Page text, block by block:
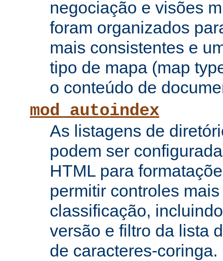
negociação e visões
foram organizados
mais consistentes e
tipo de mapa (map
o conteúdo de
mod_autoindex
As listagens de
podem ser
HTML para
permitir controles
classificação,
versão e filtro da lista
de caracteres-coringa.